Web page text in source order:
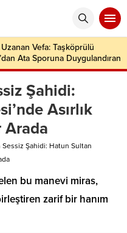
Vefa: Taşköprülü
Ata Sporuna Duygulandıran
Şahidi:
Asırlık
Arada
Sessiz Şahidi: Hatun Sultan
bu manevi miras,
zarif bir hanım